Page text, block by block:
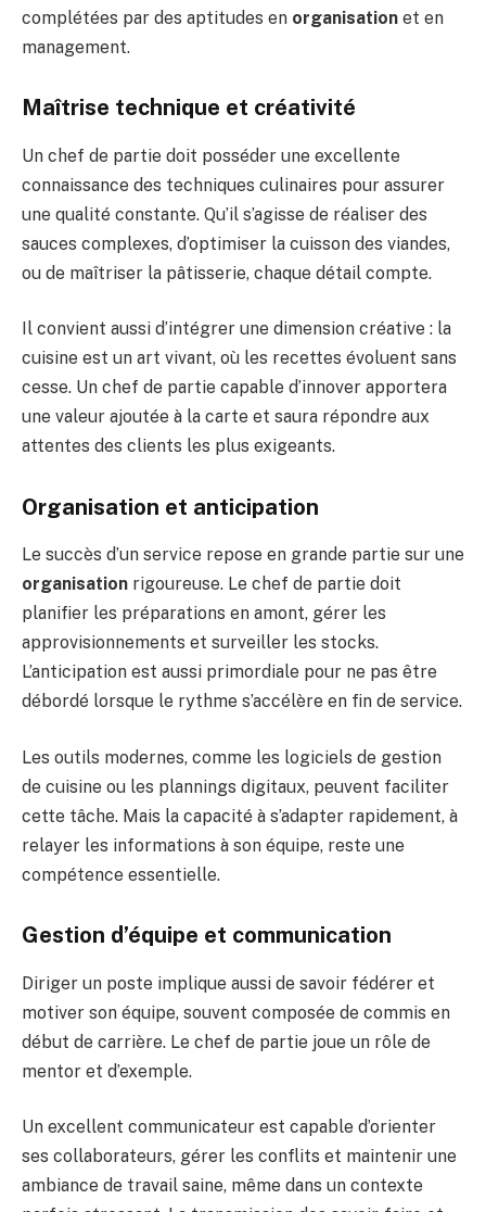
complétées par des aptitudes en organisation et en
management.
Maîtrise technique et créativité
Un chef de partie doit posséder une excellente
connaissance des techniques culinaires pour assurer
une qualité constante. Qu’il s’agisse de réaliser des
sauces complexes, d’optimiser la cuisson des viandes,
ou de maîtriser la pâtisserie, chaque détail compte.
Il convient aussi d’intégrer une dimension créative : la
cuisine est un art vivant, où les recettes évoluent sans
cesse. Un chef de partie capable d’innover apportera
une valeur ajoutée à la carte et saura répondre aux
attentes des clients les plus exigeants.
Organisation et anticipation
Le succès d’un service repose en grande partie sur une
organisation rigoureuse. Le chef de partie doit
planifier les préparations en amont, gérer les
approvisionnements et surveiller les stocks.
L’anticipation est aussi primordiale pour ne pas être
débordé lorsque le rythme s’accélère en fin de service.
Les outils modernes, comme les logiciels de gestion
de cuisine ou les plannings digitaux, peuvent faciliter
cette tâche. Mais la capacité à s’adapter rapidement, à
relayer les informations à son équipe, reste une
compétence essentielle.
Gestion d’équipe et communication
Diriger un poste implique aussi de savoir fédérer et
motiver son équipe, souvent composée de commis en
début de carrière. Le chef de partie joue un rôle de
mentor et d’exemple.
Un excellent communicateur est capable d’orienter
ses collaborateurs, gérer les conflits et maintenir une
ambiance de travail saine, même dans un contexte